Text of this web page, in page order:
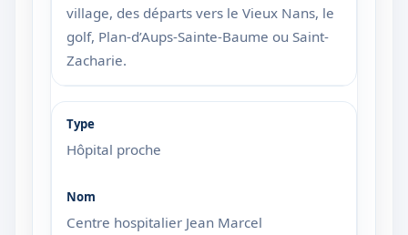
village, des départs vers le Vieux Nans, le
golf, Plan-d’Aups-Sainte-Baume ou Saint-
Zacharie.
Hôpital proche
Centre hospitalier Jean Marcel